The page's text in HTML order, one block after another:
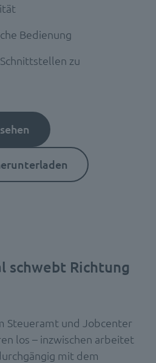
Bedienung
zu
schwebt Richtung
Steueramt und Jobcenter
los – inzwischen arbeitet
mit dem